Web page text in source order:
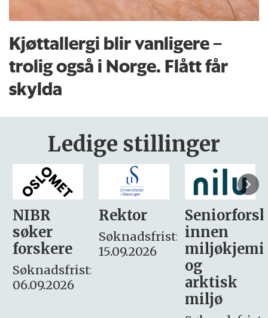
Kjøttallergi blir vanligere –
trolig også i Norge. Flått får
skylda
Ledige stillinger
Rektor
Søknadsfrist:
15.09.2026
Seniorforsker
innen
miljøkjemi
søker
– fast
Søknadsfrist:
16. august.